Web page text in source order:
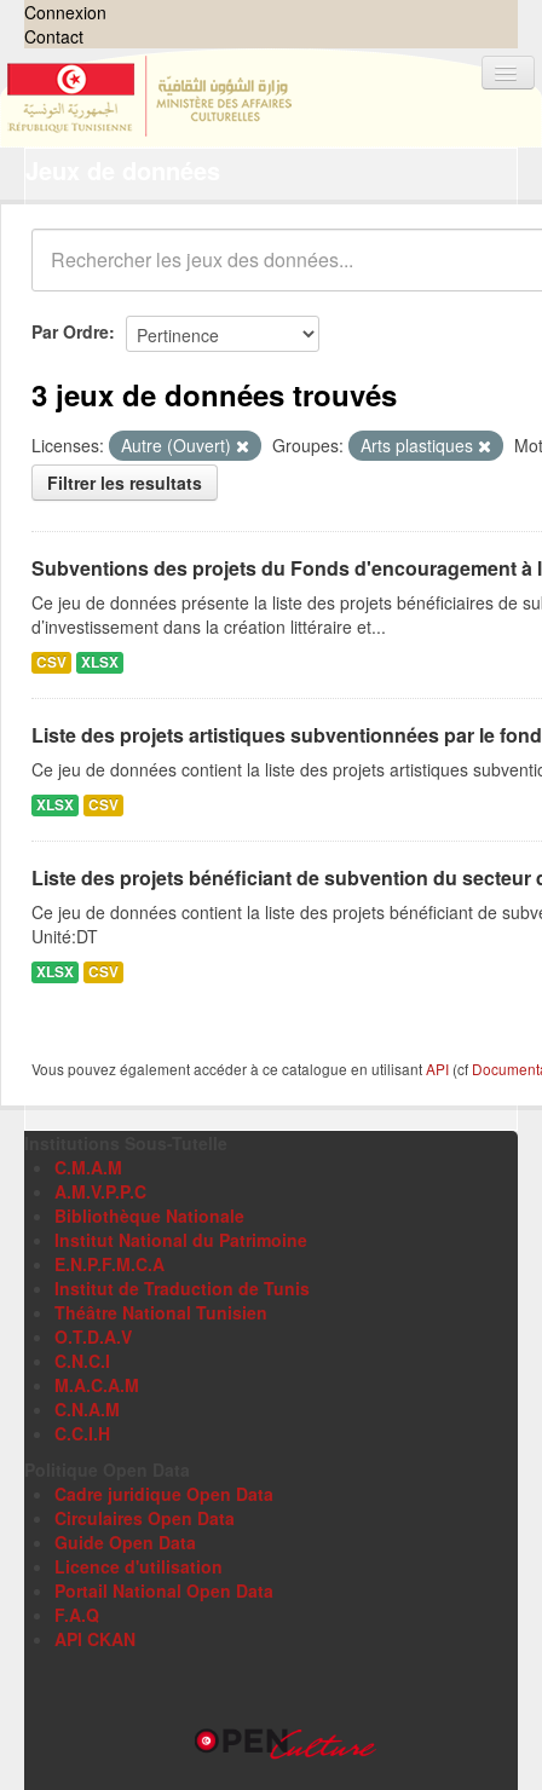
Connexion
Contact
Organisations
Groupes
Demandes 0
À propos
Par Ordre
3 jeux de données trouvés
Licenses: Autre (Ouvert) Groupes: Arts plastiques
Filtrer les resultats
Subventions des projets du Fonds d'encouragement à
Ce jeu de données présente la liste des projets bénéficiaires de
d’investissement dans la création littéraire et...
CSV XLSX
Liste des projets artistiques subventionnées par le
Ce jeu de données contient la liste des projets artistiques
XLSX CSV
Liste des projets bénéficiant de subvention du secteur
Ce jeu de données contient la liste des projets bénéficiant de
Unité:DT
XLSX CSV
Vous pouvez également accéder à ce catalogue en utilisantAPI (cf
C.M.A.M
A.M.V.P.P.C
Bibliothèque Nationale
Institut National du Patrimoine
E.N.P.F.M.C.A
Institut de Traduction de Tunis
Théâtre National Tunisien
O.T.D.A.V
C.N.C.I
M.A.C.A.M
C.N.A.M
C.C.I.H
Cadre juridique Open Data
Circulaires Open Data
Guide Open Data
Licence d'utilisation
Portail National Open Data
F.A.Q
API CKAN